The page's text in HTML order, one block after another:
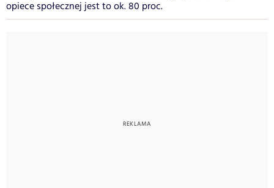
opiece społecznej jest to ok. 80 proc.